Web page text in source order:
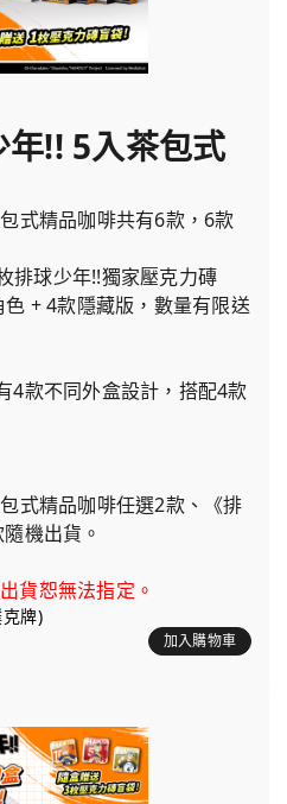
!! 5入茶包式
式精品咖啡共有6款，6款
排球少年!!獨家壓克力磚
+ 4款隱藏版，數量有限送
4款不同外盒設計，搭配4款
式精品咖啡任選2款、《排
機出貨。
貨恕無法指定。
牌)
加入購物車